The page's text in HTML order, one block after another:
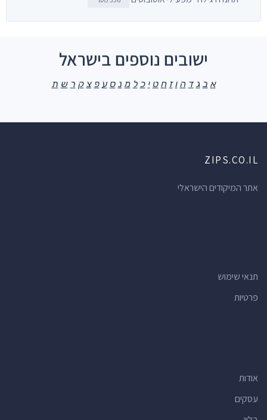
ישובים נוספים בישראל
א ב ג ד ה ו ז ח ט י כ ל מ נ ס ע פ צ ק ר ש ת
ZIPS.CO.IL
אתר המיקודים הישראלי
תנאי שימוש
פרטיות
אודות
עסקים